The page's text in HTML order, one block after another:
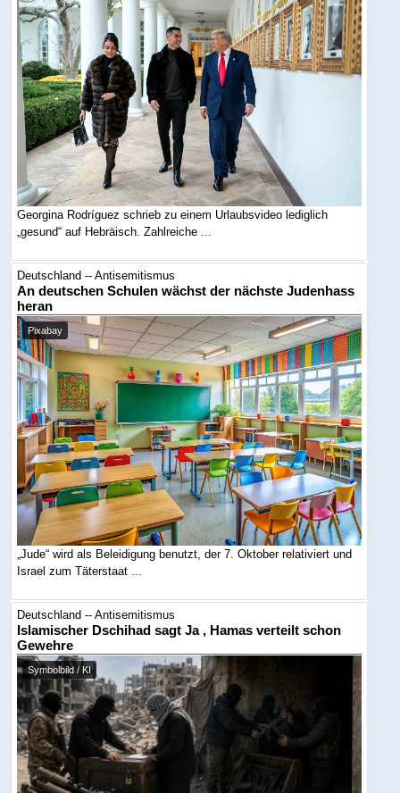
Georgina Rodríguez schrieb zu einem Urlaubsvideo lediglich
„gesund“ auf Hebräisch. Zahlreiche ...
Deutschland -- Antisemitismus
An deutschen Schulen wächst der nächste Judenhass
heran
Pixabay
„Jude“ wird als Beleidigung benutzt, der 7. Oktober relativiert und
Israel zum Täterstaat ...
Deutschland -- Antisemitismus
Islamischer Dschihad sagt Ja , Hamas verteilt schon
Gewehre
Symbolbild / KI